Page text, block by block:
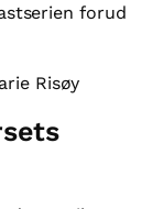
forud
Risøy